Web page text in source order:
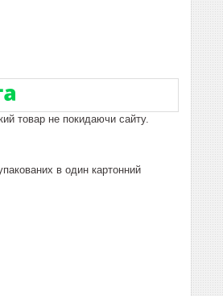
товар не покидаючи сайту.
в один картонний